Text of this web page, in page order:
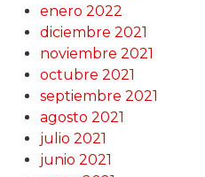
enero 2022
diciembre 2021
noviembre 2021
octubre 2021
septiembre 2021
agosto 2021
julio 2021
junio 2021